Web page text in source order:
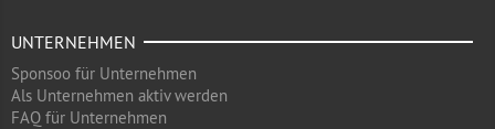
UNTERNEHMEN
Sponsoo für Unternehmen
Als Unternehmen aktiv werden
FAQ für Unternehmen